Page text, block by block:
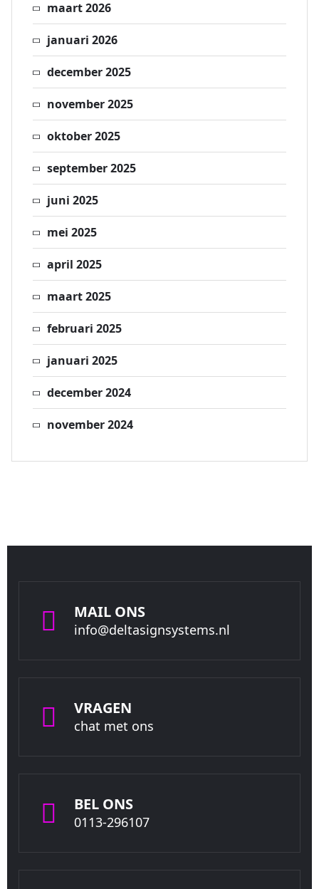
maart 2026
januari 2026
december 2025
november 2025
oktober 2025
september 2025
juni 2025
mei 2025
april 2025
maart 2025
februari 2025
januari 2025
december 2024
november 2024
MAIL ONS
info@deltasignsystems.nl
VRAGEN
chat met ons
BEL ONS
0113-296107